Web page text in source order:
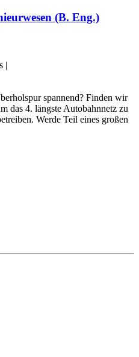
(B. Eng.)
|
spannend? Finden wir
das 4. längste Autobahn­netz zu
Werde Teil eines großen